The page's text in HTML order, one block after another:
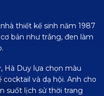
thiết kế sinh năm 1987
bản như trắng, đen làm
Hà Duy lựa chọn màu
và dạ hội. Anh cho
suốt lịch sử thời trang